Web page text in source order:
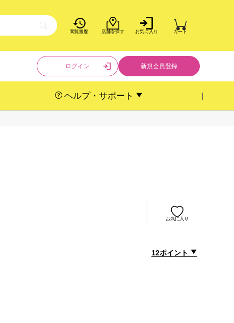
閲覧履歴 店舗を探す お気に入り カート
ログイン 新規会員登録
ヘルプ・サポート
お気に入り
12ポイント